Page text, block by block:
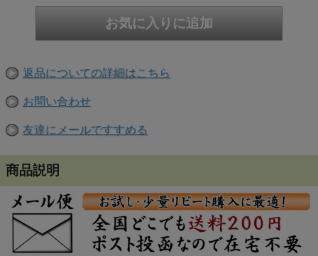
返品についての詳細はこちら
お問い合わせ
友達にメールですすめる
商品説明